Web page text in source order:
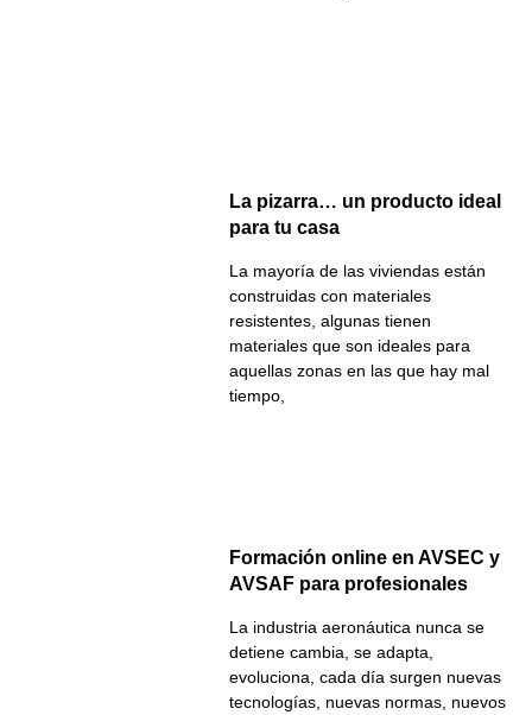
La pizarra… un producto ideal
para tu casa
La mayoría de las viviendas están
construidas con materiales
resistentes, algunas tienen
materiales que son ideales para
aquellas zonas en las que hay mal
tiempo,
Formación online en AVSEC y
AVSAF para profesionales
La industria aeronáutica nunca se
detiene cambia, se adapta,
evoluciona, cada día surgen nuevas
tecnologías, nuevas normas, nuevos